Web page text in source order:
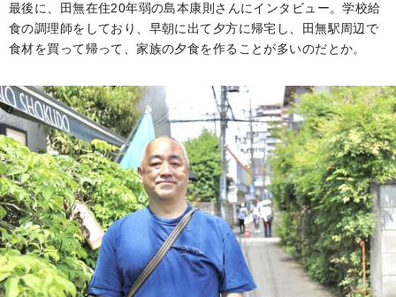
最後に、田無在住20年弱の島本康則さんにインタビュー。学校給
食の調理師をしており、早朝に出て夕方に帰宅し、田無駅周辺で
食材を買って帰って、家族の夕食を作ることが多いのだとか。